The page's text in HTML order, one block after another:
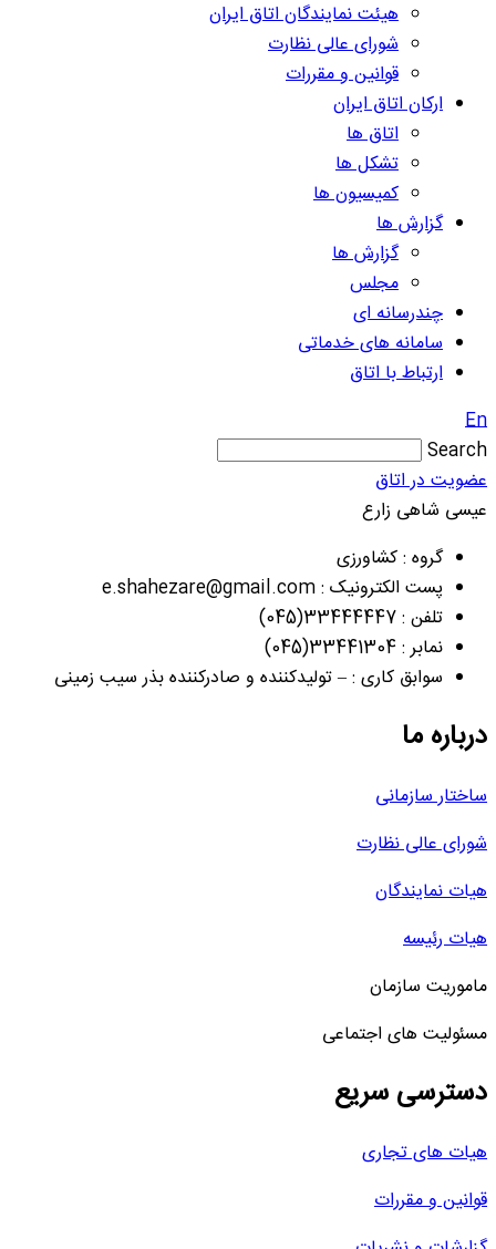
هیئت نمایندگان اتاق ایران
شورای عالی نظارت
قوانین و مقررات
ارکان اتاق ایران
اتاق ها
تشکل ها
کمیسیون ها
گزارش ها
گزارش ها
مجلس
چندرسانه ای
سامانه های خدماتی
ارتباط با اتاق
En
Search
عضویت در اتاق
عیسی شاهی زارع
گروه : کشاورزی
پست الکترونیک : e.shahezare@gmail.com
تلفن : 33444447(045)
نمابر : 33441304(045)
سوابق کاری : – تولیدکننده و صادرکننده بذر سیب زمینی
درباره ما
ساختار سازمانی
شورای عالی نظارت
هیات نمایندگان
هیات رئیسه
ماموریت سازمان
مسئولیت های اجتماعی
دسترسی سریع
هیات های تجاری
قوانین و مقررات